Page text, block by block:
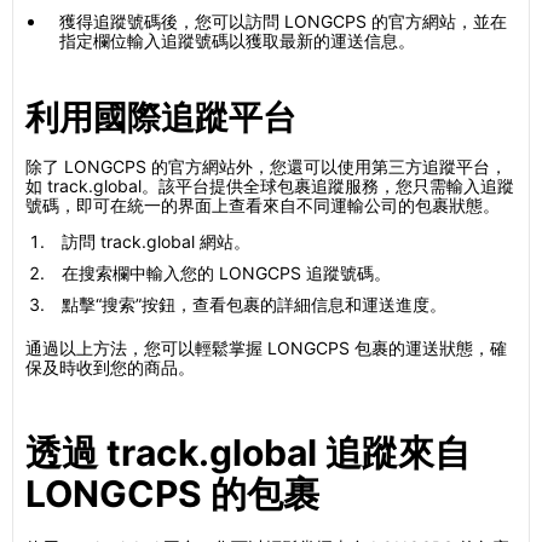
獲得追蹤號碼後，您可以訪問 LONGCPS 的官方網站，並在
指定欄位輸入追蹤號碼以獲取最新的運送信息。
利用國際追蹤平台
除了 LONGCPS 的官方網站外，您還可以使用第三方追蹤平台，
如 track.global。該平台提供全球包裹追蹤服務，您只需輸入追蹤
號碼，即可在統一的界面上查看來自不同運輸公司的包裹狀態。
訪問 track.global 網站。
在搜索欄中輸入您的 LONGCPS 追蹤號碼。
點擊“搜索”按鈕，查看包裹的詳細信息和運送進度。
通過以上方法，您可以輕鬆掌握 LONGCPS 包裹的運送狀態，確
保及時收到您的商品。
透過 track.global 追蹤來自
LONGCPS 的包裹